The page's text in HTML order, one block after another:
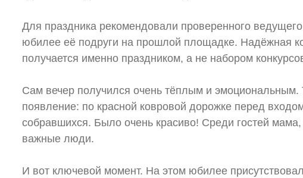
Для праздника рекомендовали проверенного ведущего
юбилее её подруги на прошлой площадке. Надёжная
получается именно праздником, а не набором
Сам вечер получился очень тёплым и эмоциональным.
появление: по красной ковровой дорожке перед
собравшихся. Было очень красиво! Среди гостей
важные люди.
И вот ключевой момент. На этом юбилее